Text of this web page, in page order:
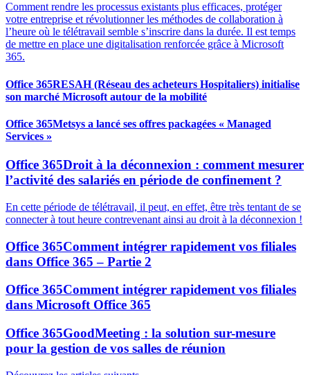
Comment rendre les processus existants plus efficaces, protéger
votre entreprise et révolutionner les méthodes de collaboration à
l’heure où le télétravail semble s’inscrire dans la durée. Il est temps
de mettre en place une digitalisation renforcée grâce à Microsoft
365.
Office 365RESAH (Réseau des acheteurs Hospitaliers) initialise
son marché Microsoft autour de la mobilité
Office 365Metsys a lancé ses offres packagées « Managed
Services »
Office 365Droit à la déconnexion : comment mesurer
l’activité des salariés en période de confinement ?
En cette période de télétravail, il peut, en effet, être très tentant de se
connecter à tout heure contrevenant ainsi au droit à la déconnexion !
Office 365Comment intégrer rapidement vos filiales
dans Office 365 – Partie 2
Office 365Comment intégrer rapidement vos filiales
dans Microsoft Office 365
Office 365GoodMeeting : la solution sur-mesure
pour la gestion de vos salles de réunion